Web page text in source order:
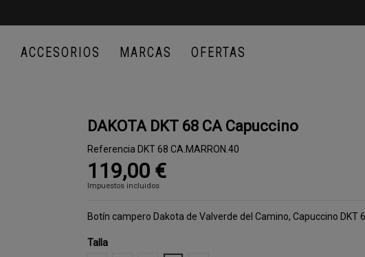
ACCESORIOS MARCAS OFERTAS
DAKOTA DKT 68 CA Capuccino
Referencia DKT 68 CA.MARRON.40
119,00 €
Impuestos incluidos
Botín campero Dakota de Valverde del Camino, Capuccino DKT
Talla